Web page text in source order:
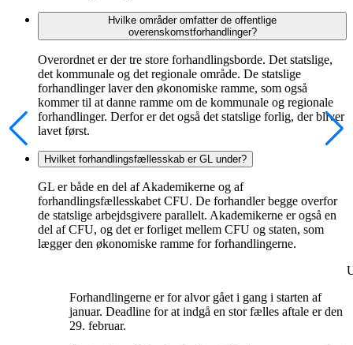
Hvilke områder omfatter de offentlige
overenskomstforhandlinger?
Overordnet er der tre store forhandlingsborde. Det statslige,
det kommunale og det regionale område. De statslige
forhandlinger laver den økonomiske ramme, som også
kommer til at danne ramme om de kommunale og regionale
forhandlinger. Derfor er det også det statslige forlig, der bliver
lavet først.
Hvilket forhandlingsfællesskab er GL under?
GL er både en del af Akademikerne og af
forhandlingsfællesskabet CFU. De forhandler begge overfor
de statslige arbejdsgivere parallelt. Akademikerne er også en
del af CFU, og det er forliget mellem CFU og staten, som
lægger den økonomiske ramme for forhandlingerne.
Forhandlingerne er for alvor gået i gang i starten af
januar. Deadline for at indgå en stor fælles aftale er den
29. februar.